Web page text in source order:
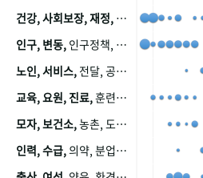
건강, 사회보장, 재정,
인구, 변동, 인구정책, 저출산, 고령사회, 고령화, 이동, 남북한, 지방자치단체, 컨설팅, 복지정책평가, 집, 사회개발
노인, 서비스, 전달, 공공, 보육, 수요, 공급, 사회서비스, 데이터, 보호, 요양, 아동, 예방, 청소년, 효율, 자원
교육, 요원, 진료,훈련, 보건요원, 마을, 마을건강사업, 보조원, 진료원, 보건진료원, 보건진료원교재
모자, 보건소,농촌, 도시, 금연, 농촌지역, 모자보건사업
인력, 수급,의약, 분업, 식품, 의약품, 의사, 안전